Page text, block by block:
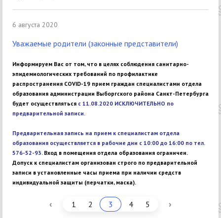
6 августа 2020
Уважаемые родители (законные представители)
Информируем Вас от том, что в целях соблюдения санитарно-
эпидемиологических требований по профилактике
распространения COVID-19 прием граждан специалистами отдела
образования администрации Выборгского района Санкт-Петербурга
будет осуществляться с 11.08.2020 ИСКЛЮЧИТЕЛЬНО по
предварительной записи.
Предварительная запись на прием к специалистам отдела
образования осуществляется в рабочие дни с 10:00 до 16:00 по тел.
576-52-93. Вход в помещения отдела образования ограничен.
Допуск к специалистам организован строго по предварительной
записи в установленные часы приема при наличии средств
индивидуальной защиты (перчатки, маска).
‹ 1 2 3 4 5 ›